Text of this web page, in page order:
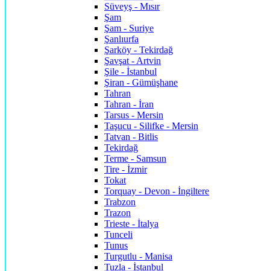
Süveyş - Mısır
Şam
Şam - Suriye
Şanlıurfa
Şarköy - Tekirdağ
Şavşat - Artvin
Şile - İstanbul
Şiran - Gümüşhane
Tahran
Tahran - İran
Tarsus - Mersin
Taşucu - Silifke - Mersin
Tatvan - Bitlis
Tekirdağ
Terme - Samsun
Tire - İzmir
Tokat
Torquay - Devon - İngiltere
Trabzon
Trazon
Trieste - İtalya
Tunceli
Tunus
Turgutlu - Manisa
Tuzla - İstanbul